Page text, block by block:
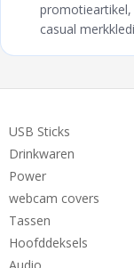
promotieartikel,
casual
USB Sticks
Drinkwaren
Power
webcam covers
Tassen
Hoofddeksels